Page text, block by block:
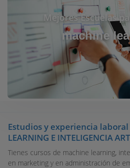
Mejores Escuelas
machine
Estudios y experiencia laboral
LEARNING E INTELIGENCIA
Tienes cursos de machine learning,
en marketing y en administración de